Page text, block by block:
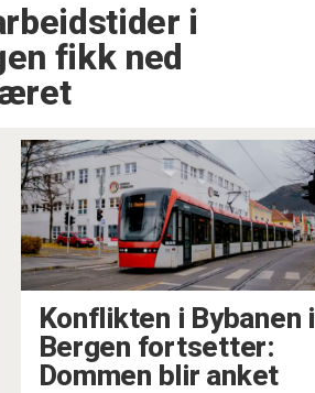
i
fikk ned
Konflikten i Bybanen i
Bergen fortsetter:
Dommen blir anket